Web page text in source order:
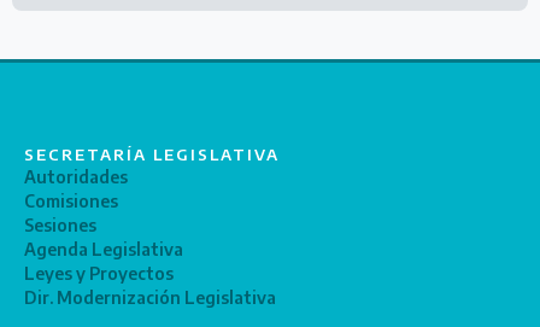
SECRETARÍA LEGISLATIVA
Autoridades
Comisiones
Sesiones
Agenda Legislativa
Leyes y Proyectos
Dir. Modernización Legislativa